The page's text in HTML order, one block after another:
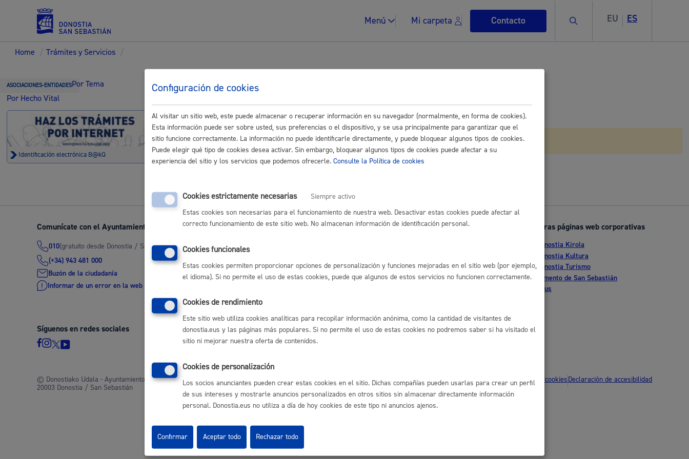
Menú Mi carpeta Contacto Buscar EU ES
Servicios
Padrón y asuntos personales Impuestos y multas
Movilidad Espacio público, residuos y medioambiente
Seguridad ciudadana y emergencias
Salud Pública, animales y consumo
Home / Trámites y Servicios /
ASOCIACIONES-ENTIDADESPor Tema
Por Hecho Vital
Identificación electrónica B@kQ
Trámites
DBUS-Contratación de publicidad
Trámite no disponible o fuera de plazo. Si necesitas información, solicítala en elBuzón de la Ciudadanía
Comunícate con el Ayuntamiento de Donostia / San Sebastián
010(gratuito desde Donostia / San Sebastián)
(+34) 943 481 000
Buzón de la ciudadanía
Informar de un error en la web
Enlaces útiles
Sede electrónica
Mapas - GeoDonostia
Otras páginas web corporativas
Donostia Kirola
Donostia Kultura
Donostia Turismo
Fomento de San Sebastián
Dbus
Síguenos en redes sociales
© Donostiako Udala - Ayuntamiento de Donostia / San Sebastián Ijentea 1,
20003 Donostia / San Sebastián
Aviso legal Política de privacidadPolítica de cookiesDeclaración de accesibilidad
Configuración de cookies
Al visitar un sitio web, este puede almacenar o recuperar información en su navegador (normalmente, en forma de cookies).
Esta información puede ser sobre usted, sus preferencias o el dispositivo, y se usa principalmente para garantizar que el
sitio funcione correctamente. La información no puede identificarle directamente, y puede bloquear algunos tipos de cookies.
Puede elegir qué tipo de cookies desea activar. Sin embargo, bloquear algunos tipos de cookies puede afectar a su
experiencia del sitio y los servicios que podemos ofrecerle. Consulte la Política de cookies
Cookies estrictamente necesarias
Siempre activo
Estas cookies son necesarias para el funcionamiento de nuestra web. Desactivar estas cookies puede afectar al
correcto funcionamiento de este sitio web. No almacenan información de identificación personal.
Cookies funcionales
Estas cookies permiten proporcionar opciones de personalización y funciones mejoradas en el sitio web (por ejemplo,
el idioma). Si no permite el uso de estas cookies, puede que algunos de estos servicios no funcionen correctamente.
Cookies de rendimiento
Este sitio web utiliza cookies analíticas para recopilar información anónima, como la cantidad de visitantes de
donostia.eus y las páginas más populares. Si no permite el uso de estas cookies no podremos saber si ha visitado el
sitio ni mejorar nuestra oferta de contenidos.
Cookies de personalización
Los socios anunciantes pueden crear estas cookies en el sitio. Dichas compañías pueden usarlas para crear un perfil
de sus intereses y mostrarle anuncios personalizados en otros sitios sin almacenar directamente información
personal. Donostia.eus no utiliza a día de hoy cookies de este tipo ni anuncios ajenos.
Rechazar todo
Confirmar Aceptar todo